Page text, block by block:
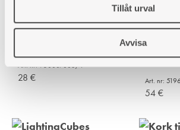
Tillåt urval
Avvisa
Ash shovel & brush | Zink
Ash shovel made of zink coated
Art. nr: 950007003/1
28 €
Tiled
sealing
hatches
Glass and
stove
Art. nr:
54€